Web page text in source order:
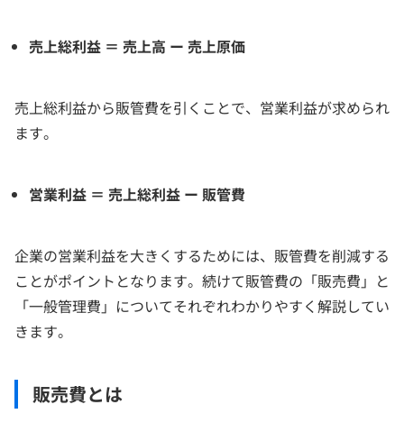
売上総利益 ＝ 売上高 ー 売上原価
売上総利益から販管費を引くことで、営業利益が求められ
ます。
営業利益 ＝ 売上総利益 ー 販管費
企業の営業利益を大きくするためには、販管費を削減する
ことがポイントとなります。続けて販管費の「販売費」と
「一般管理費」についてそれぞれわかりやすく解説してい
きます。
販売費とは